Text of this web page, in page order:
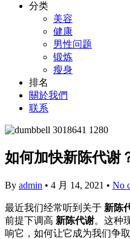
分类
美容
健康
男性问题
锻炼
瘦身
排名
關於我們
联系
如何加快新陈代谢
By admin • 4 月 14, 2021 • No
最近我们经常听到关于 新陈
前提下调高 新陈代谢。这种
响它，如何让它成为我们争